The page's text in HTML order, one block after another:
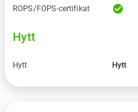
ROPS/FOPS-certifikat check_circle
Hytt
Hytt Hytt